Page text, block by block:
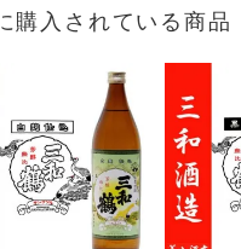
購入されている商品